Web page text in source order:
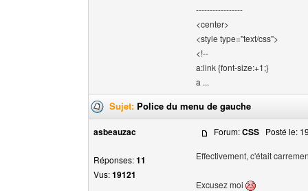
-----------------
<center>
<style type="text/css">
<!--
a:link {font-size:+1;}
a ...
Sujet: Police du menu de gauche
asbeauzac
Réponses:11
Vus:19121
Forum:CSS Posté le:
Effectivement, c'était
Excusez moi